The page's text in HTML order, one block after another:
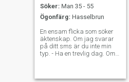
Söker: Man 35 - 55
Ögonfärg: Hasselbrun
En ensam flicka som söker
äktenskap. Om jag svarar
på ditt sms är du inte min
typ. - Ha en trevlig dag. Om